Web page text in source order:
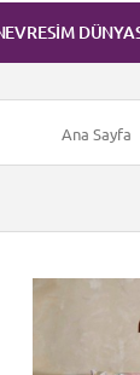
Ana Sayfa